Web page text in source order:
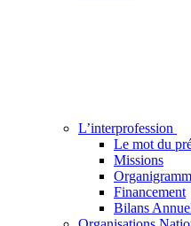
L’interprofession
Le mot du
Missions
Financement
Bilans